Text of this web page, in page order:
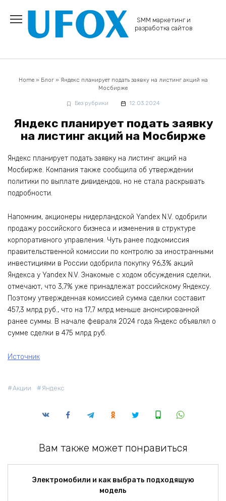
содержанию
SMM маркетинг и
разработка сайтов
Home» Блог» Яндекс планирует подать заявку на листинг акций на
Мосбирже
Без рубрики 12.03.2024
Яндекс планирует подать заявку
на листинг акций на Мосбирже
Яндекс планирует подать заявку на листинг акций на
Мосбирже. Компания также сообщила об утверждении
политики по выплате дивидендов, но не стала раскрывать
подробности.
Напомним, акционеры нидерландской Yandex N.V. одобрили
продажу российского бизнеса и изменения в структуре
корпоративного управления. Чуть ранее подкомиссия
правительственной комиссии по контролю за иностранными
инвестициями в России одобрила покупку 96,3% акций
Яндекса у Yandex N.V. Знакомые с ходом обсуждения сделки,
отмечают, что 3,7% уже принадлежат российскому Яндексу.
Поэтому утвержденная комиссией сумма сделки составит
457,3 млрд руб., что на 17,7 млрд меньше анонсированной
ранее суммы. В начале февраля 2024 года Яндекс объявлял о
сумме сделки в 475 млрд руб.
Источник
Акции Яндекс
Вам также может понравиться
Электромобили и как выбрать подходящую
модель